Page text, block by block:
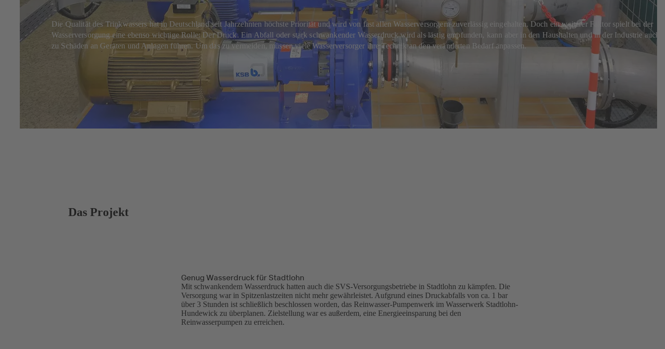
Die Qualität des Trinkwassers hat in Deutschland seit Jahrzehnten höchste Priorität und wird von fast allen Wasserversorgern zuverlässig eingehalten. Doch ein weiterer Faktor spielt bei der
Wasserversorgung eine ebenso wichtige Rolle: Der Druck. Ein Abfall oder stark schwankender Wasserdruck wird als lästig empfunden, kann aber in den Haushalten und in der Industrie auch
zu Schäden an Geräten und Anlagen führen. Um das zu vermeiden, müssen viele Wasserversorger ihre Technik an den veränderten Bedarf anpassen.
Das Projekt
Genug Wasserdruck für Stadtlohn
Mit schwankendem Wasserdruck hatten auch die SVS-Versorgungsbetriebe in Stadtlohn zu kämpfen. Die
Versorgung war in Spitzenlastzeiten nicht mehr gewährleistet. Aufgrund eines Druckabfalls von ca. 1 bar
über 3 Stunden ist schließlich beschlossen worden, das Reinwasser-Pumpenwerk im Wasserwerk Stadtlohn-
Hundewick zu überplanen. Zielstellung war es außerdem, eine Energieeinsparung bei den
Reinwasserpumpen zu erreichen.